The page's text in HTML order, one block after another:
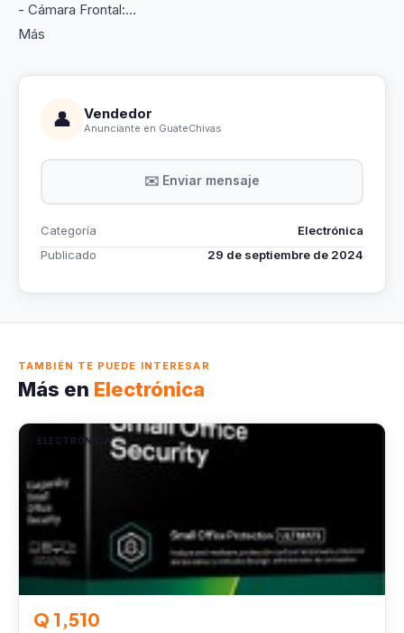
- Cámara Frontal:...
Más
👤 Vendedor
Anunciante en GuateChivas
✉️ Enviar mensaje
Categoría
Electrónica
Publicado
29 de septiembre de 2024
TAMBIÉN TE PUEDE INTERESAR
Más en Electrónica
ELECTRÓNICA
Q 1,510